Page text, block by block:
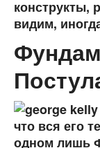
конструкты,
видим,
что вся его
одном лишь